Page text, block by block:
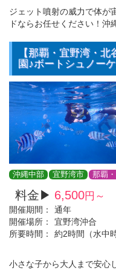
ジェット噴射の威力で体が
ドならお任せください！沖
【那覇・宜野湾・
園♪ボートシュノー
沖縄中部 宜野湾市 那覇
料金▶ 6,500円～
開催期間：
通年
開催場所：
宜野湾沖合
所要時間：
約2時間（水中
小さな子から大人まで安心